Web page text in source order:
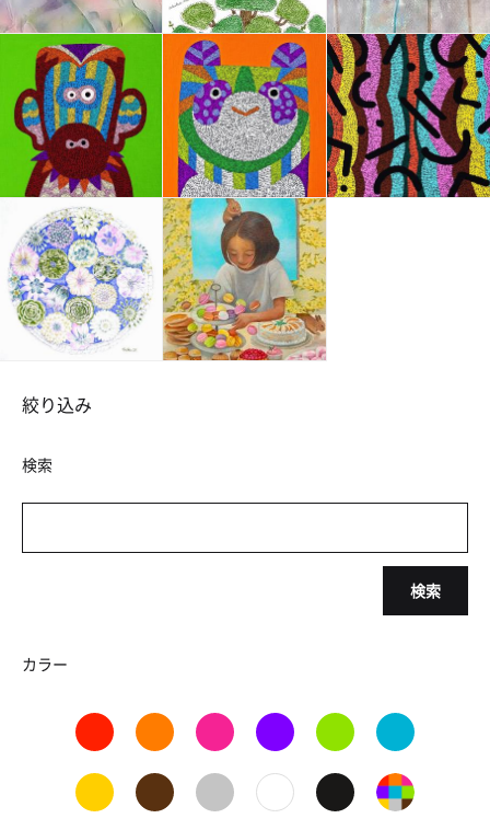
絞り込み
検索
検索
カラー